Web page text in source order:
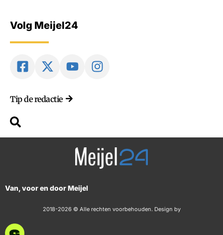
Volg Meijel24
Tip de redactie
Van, voor en door Meijel
2018-2026 © Alle rechten voorbehouden. Design by